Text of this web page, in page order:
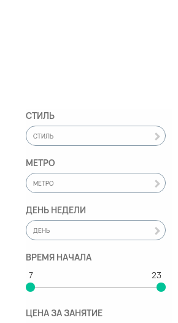
СТИЛЬ
СТИЛЬ
МЕТРО
МЕТРО
ДЕНЬ НЕДЕЛИ
ДЕНЬ
ВРЕМЯ НАЧАЛА
ЦЕНА ЗА ЗАНЯТИЕ